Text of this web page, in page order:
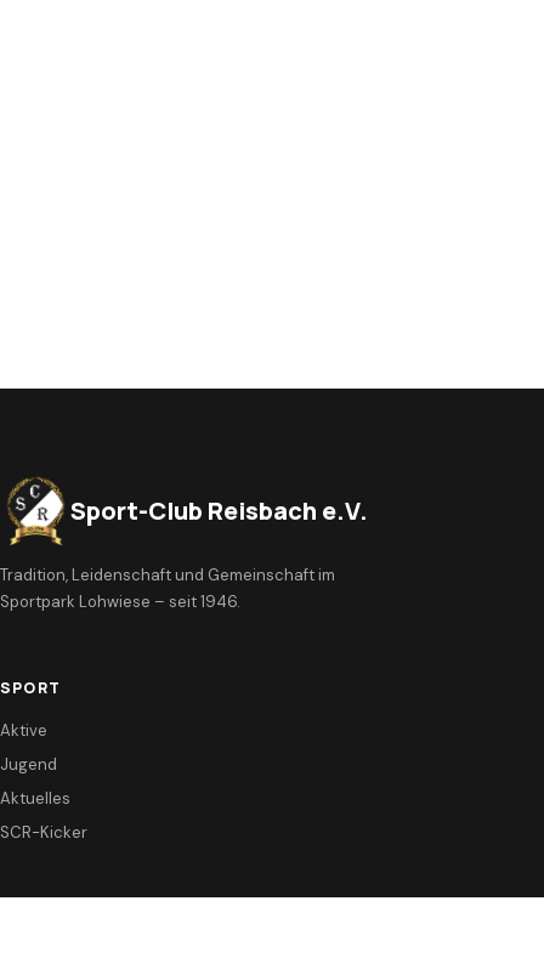
Sport-Club Reisbach e.V.
Tradition, Leidenschaft und Gemeinschaft im
Sportpark Lohwiese – seit 1946.
SPORT
Aktive
Jugend
Aktuelles
SCR-Kicker